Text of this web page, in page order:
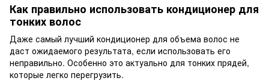
Как правильно использовать кондиционер для
тонких волос
Даже самый лучший кондиционер для объема волос не
даст ожидаемого результата, если использовать его
неправильно. Особенно это актуально для тонких прядей,
которые легко перегрузить.